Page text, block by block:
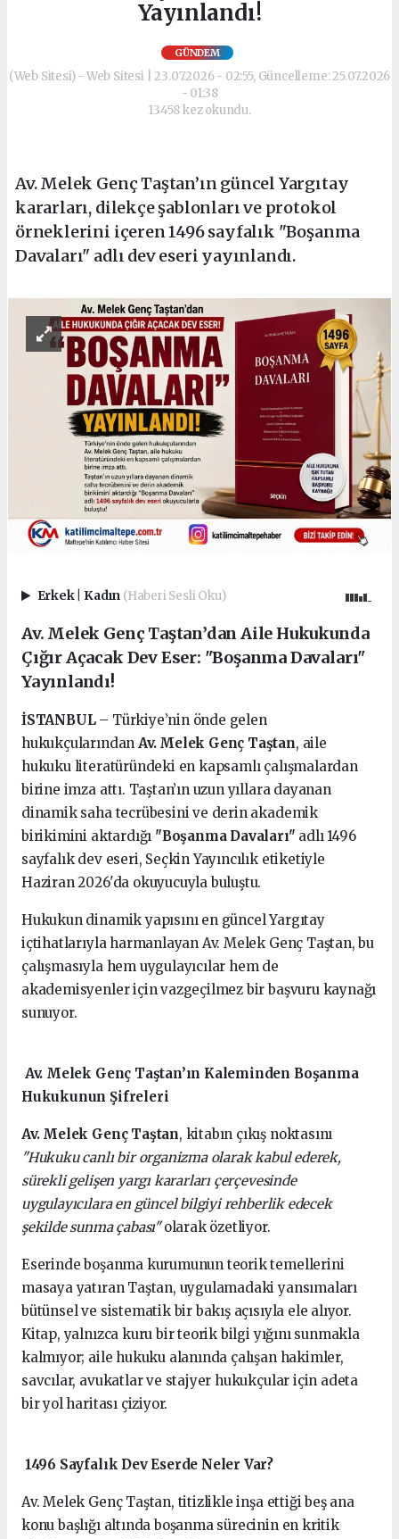
Yayınlandı!
GÜNDEM
(Web Sitesi) - Web Sitesi | 23.07.2026 - 02:55, Güncelleme: 25.07.2026
- 01:38
13458 kez okundu.
Av. Melek Genç Taştan’ın güncel Yargıtay
kararları, dilekçe şablonları ve protokol
örneklerini içeren 1496 sayfalık "Boşanma
Davaları" adlı dev eseri yayınlandı.
Erkek Kadın (Haberi Sesli Oku)
Av. Melek Genç Taştan’dan Aile Hukukunda
Çığır Açacak Dev Eser: "Boşanma Davaları"
Yayınlandı!
İSTANBUL– Türkiye’nin önde gelen
hukukçularından Av. Melek Genç Taştan, aile
hukuku literatüründeki en kapsamlı çalışmalardan
birine imza attı. Taştan’ın uzun yıllara dayanan
dinamik saha tecrübesini ve derin akademik
birikimini aktardığı "Boşanma Davaları" adlı 1496
sayfalık dev eseri, Seçkin Yayıncılık etiketiyle
Haziran 2026'da okuyucuyla buluştu.
Hukukun dinamik yapısını en güncel Yargıtay
içtihatlarıyla harmanlayan Av. Melek Genç Taştan, bu
çalışmasıyla hem uygulayıcılar hem de
akademisyenler için vazgeçilmez bir başvuru kaynağı
sunuyor.
Av. Melek Genç Taştan’ın Kaleminden Boşanma
Hukukunun Şifreleri
Av. Melek Genç Taştan, kitabın çıkış noktasını
"Hukuku canlı bir organizma olarak kabul ederek,
sürekli gelişen yargı kararları çerçevesinde
uygulayıcılara en güncel bilgiyi rehberlik edecek
şekilde sunma çabası"olarak özetliyor.
Eserinde boşanma kurumunun teorik temellerini
masaya yatıran Taştan, uygulamadaki yansımaları
bütünsel ve sistematik bir bakış açısıyla ele alıyor.
Kitap, yalnızca kuru bir teorik bilgi yığını sunmakla
kalmıyor; aile hukuku alanında çalışan hakimler,
savcılar, avukatlar ve stajyer hukukçular için adeta
bir yol haritası çiziyor.
1496 Sayfalık Dev Eserde Neler Var?
Av. Melek Genç Taştan, titizlikle inşa ettiği beş ana
konu başlığı altında boşanma sürecinin en kritik